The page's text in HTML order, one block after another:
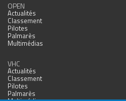
OPEN
Actualités
Classement
Pilotes
Palmarès
Multimédias
VHC
Actualités
Classement
Pilotes
Palmarès